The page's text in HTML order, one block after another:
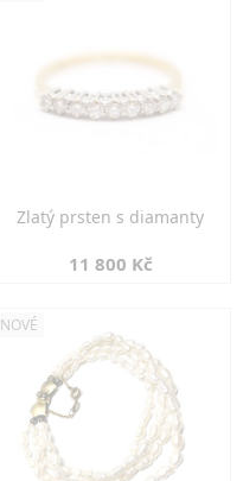
Zlatý prsten s diamanty
11 800 Kč
NOVÉ